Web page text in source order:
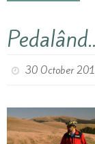
30 October